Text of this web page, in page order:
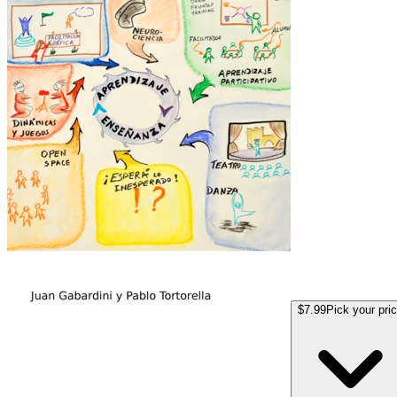
$7.99Pick your